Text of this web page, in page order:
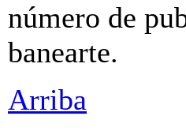
número de
banearte.
Arriba